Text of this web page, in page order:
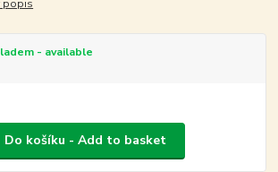
popis
- available
Do košíku - Add to basket